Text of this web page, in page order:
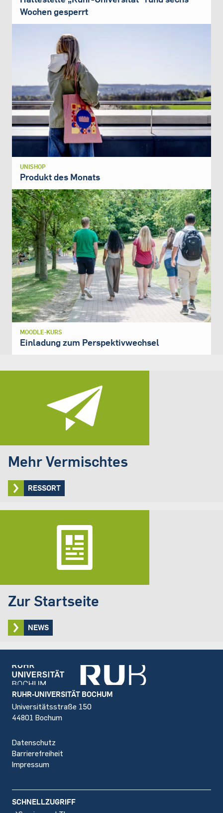
Wochen gesperrt
UNISHOP
Produkt des Monats
MOODLE-KURS
Einladung zum Perspektivwechsel
Mehr Vermischtes
RESSORT
Zur Startseite
NEWS
Footer
RUHR-UNIVERSITÄT BOCHUM
Universitätsstraße 150
44801 Bochum
Datenschutz
Barrierefreiheit
Impressum
SCHNELLZUGRIFF